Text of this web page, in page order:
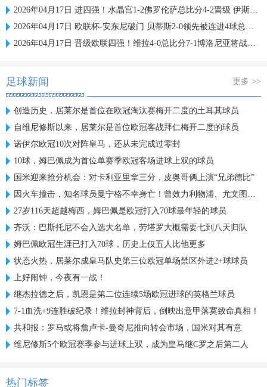
2026年04月17日 进四强！水晶宫1-2佛罗伦萨总比分4-2晋级 伊斯梅拉·萨尔破门
2026年04月17日 欧联杯-安东尼破门 贝蒂斯2-0领先被连进4球总比分3-5布拉加
2026年04月17日 晋级欧联四强！维拉4-0总比分7-1博洛尼亚将战森林 沃特金斯破门
足球新闻 更多 >>
创造历史，居莱尔是首位在欧冠淘汰赛梅开二度的土耳其球员
自维尼修斯以来，居莱尔是首位欧冠客战拜仁梅开二度的球员
诺伊尔欧冠10次对阵皇马，还从未完成过零封
10球，姆巴佩成为首位单赛季欧冠客场进球上双的球员
国米迎来抢分机会：对卡利亚里拿三分，皮奥哥俩上演“兄弟德比”
因火车撞击，知名球员曼宁格不幸身亡！曾效力利物浦、尤文图斯等球队
27岁116天超越梅西，姆巴佩是欧冠打入70球最年轻的球员
齐沃：巴斯托尼不会入选大名单，劳塔罗大概需要七到八天归队
姆巴佩欧冠生涯已打入70球，历史上仅五人比他更多
状态火热，居莱尔成皇马队史第三位欧冠单场禁区外进2+球球员
上好闹钟，今夜有一战！
继杰拉德之后，凯恩是第二位连续5场欧冠进球的英格兰球员
7-1血洗+9连胜破纪录！维拉封神背后，倒映出意甲落寞致命真相！
共和报：罗马或将詹卢卡-曼奇尼推向转会市场，国米对其有意
维尼修斯5个欧冠赛季参与进球上双，成为皇马继C罗之后第二人
热门标签